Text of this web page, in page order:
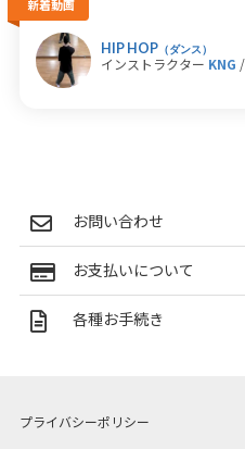
新着動画
HIP HOP （ダンス）
インストラクター KNG
お問い合わせ
お支払いについて
各種お手続き
プライバシーポリシー